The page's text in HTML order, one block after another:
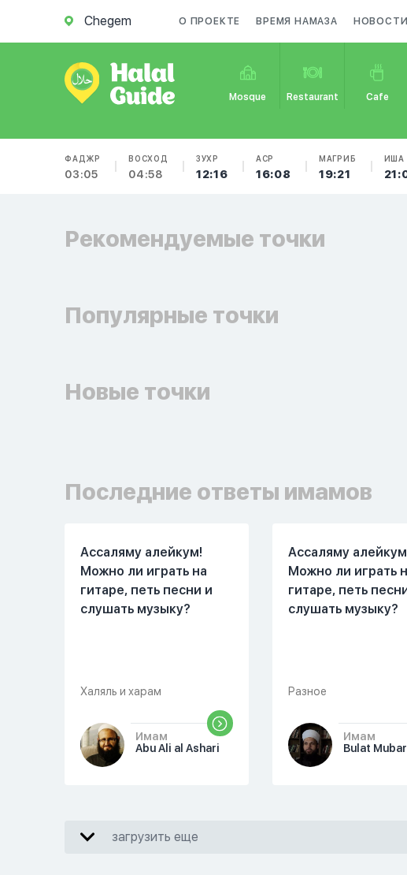
Chegem О ПРОЕКТЕ ВРЕМЯ НАМАЗА НОВОСТИ
Mosque Restaurant Cafe
ФАДЖР
03:05
ВОСХОД
04:58
ЗУХР
12:16
АСР
16:08
МАГРИБ
19:21
ИША
Рекомендуемые точки
Популярные точки
Новые точки
Последние ответы имамов
Ассаляму алейкум!
Можно ли играть на
гитаре, петь песни и
слушать музыку?
Халяль и харам
Имам
Abu Ali al Ashari
Ассаляму
Можно ли играть
гитаре, петь
слушать музыку?
Разное
Имам
Bulat
загрузить еще